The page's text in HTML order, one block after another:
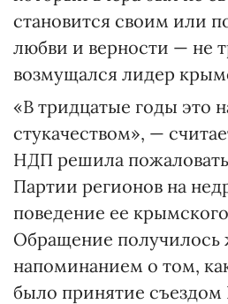
становится своим или
любви и верности — не
возмущался лидер
«В тридцатые годы это
стукачеством», —
НДП решила
Партии регионов на
поведение ее
Обращение получилось
напоминанием о том,
было принятие